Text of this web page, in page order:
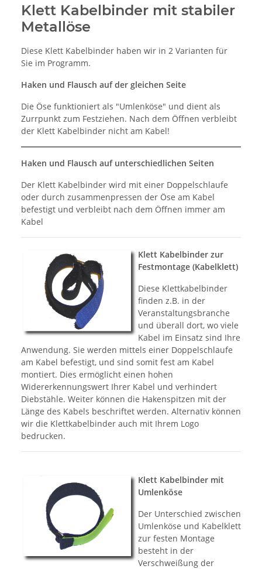
Klett Kabelbinder mit stabiler
Metallöse
Diese Klett Kabelbinder haben wir in 2 Varianten für
Sie im Programm.
Haken und Flausch auf der gleichen Seite
Die Öse funktioniert als "Umlenköse" und dient als
Zurrpunkt zum Festziehen. Nach dem Öffnen verbleibt
der Klett Kabelbinder nicht am Kabel!
Haken und Flausch auf unterschiedlichen Seiten
Der Klett Kabelbinder wird mit einer Doppelschlaufe
oder durch zusammenpressen der Öse am Kabel
befestigt und verbleibt nach dem Öffnen immer am
Kabel
Klett Kabelbinder zur
Festmontage (Kabelklett)
Diese Klettkabelbinder
finden z.B. in der
Veranstaltungsbranche
und überall dort, wo viele
Kabel im Einsatz sind Ihre
Anwendung. Sie werden mittels einer Doppelschlaufe
am Kabel befestigt, und sind somit fest am Kabel
montiert. Dies ermöglicht einen hohen
Widererkennungswert Ihrer Kabel und verhindert
Diebstähle. Weiter können die Hakenspitzen mit der
Länge des Kabels beschriftet werden. Alternativ können
wir die Klettkabelbinder auch mit Ihrem Logo
bedrucken.
Klett Kabelbinder mit
Umlenköse
Der Unterschied zwischen
Umlenköse und Kabelklett
zur festen Montage
besteht in der
Verschweißung der